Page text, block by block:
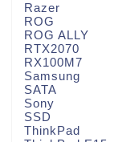
Razer
ROG
ROG ALLY
RTX2070
RX100M7
Samsung
SATA
Sony
SSD
ThinkPad